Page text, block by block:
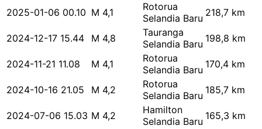
2025-01-06 00.10 M 4,1
Rotorua
Selandia Baru 218,7 km
2024-12-17 15.44 M 4,8
Tauranga
Selandia Baru 198,8 km
2024-11-21 11.08 M 4,1
Rotorua
Selandia Baru 170,4 km
2024-10-16 21.05 M 4,2
Rotorua
Selandia Baru 185,7 km
2024-07-06 15.03 M 4,2
Hamilton
Selandia Baru 165,3 km